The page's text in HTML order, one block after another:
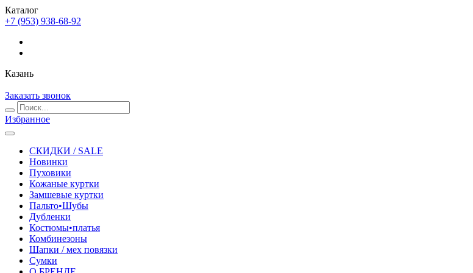
Каталог
+7 (953) 938-68-92
Казань
Заказать звонок
Избранное
СКИДКИ / SALE
Новинки
Пуховики
Кожаные куртки
Замшевые куртки
Пальто•Шубы
Дубленки
Костюмы•платья
Комбинезоны
Шапки / мех повязки
Сумки